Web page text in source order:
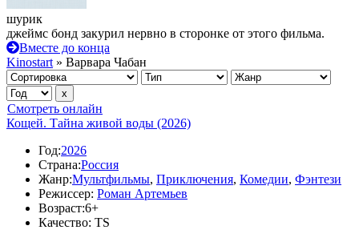
шурик
джеймс бонд закурил нервно в сторонке от этого фильма.
Вместе до конца
Kinostart » Варвара Чабан
Смотреть онлайн
Кощей. Тайна живой воды (2026)
Год:2026
Страна:Россия
Жанр:Мультфильмы, Приключения, Комедии, Фэнтези
Режиссер: Роман Артемьев
Возраст:6+
Качество: TS